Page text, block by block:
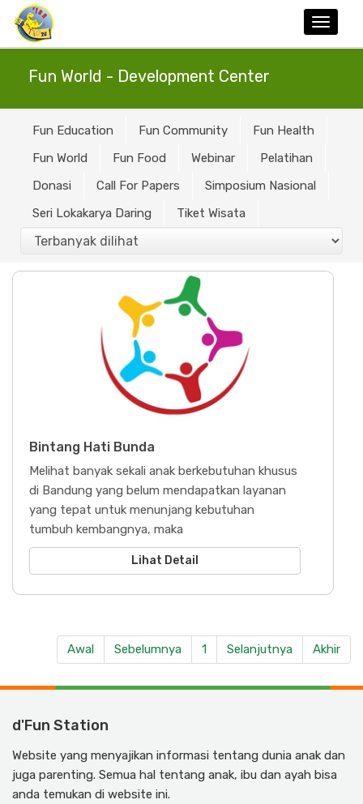
Toggle
Fun World - Development Center
Fun Education Fun Community
Fun Health
Fun World
Fun Food Webinar
Pelatihan
Donasi
Call For Papers
Simposium Nasional
Seri Lokakarya Daring
Tiket Wisata
Bintang Hati Bunda
Melihat banyak sekali anak berkebutuhan khusus
di Bandung yang belum mendapatkan layanan
yang tepat untuk menunjang kebutuhan
tumbuh kembangnya, maka
Lihat Detail
Awal Sebelumnya 1 Selanjutnya Akhir
d'Fun Station
Website yang menyajikan informasi tentang dunia anak dan
juga parenting. Semua hal tentang anak, ibu dan ayah bisa
anda temukan di website ini.